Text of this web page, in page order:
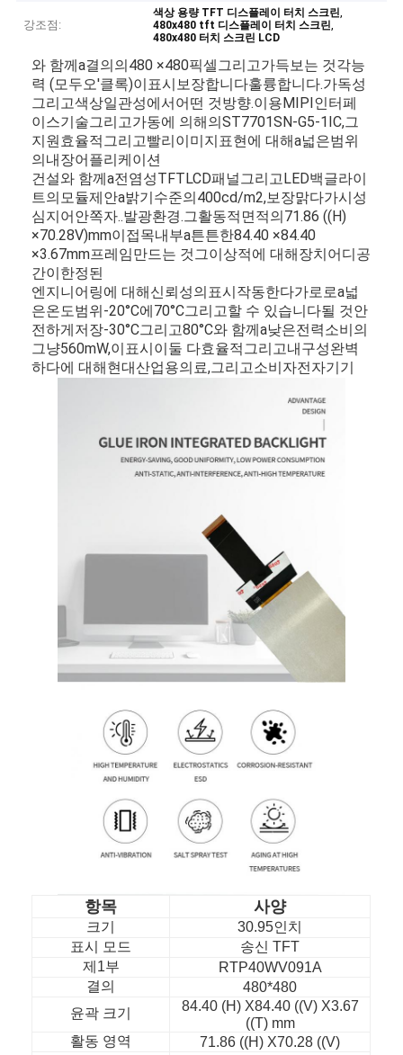
강조점:
색상 용량 TFT 디스플레이 터치 스크린,
480x480 tft 디스플레이 터치 스크린,
480x480 터치 스크린 LCD
와 함께a결의의480 ×480픽셀그리고가득보는 것각능
력 (모두오'클록)이표시보장합니다훌륭합니다.가독성
그리고색상일관성에서어떤 것방향.이용MIPI인터페
이스기술그리고가동에 의해의ST7701SN-G5-1IC,그
지원효율적그리고빨리이미지표현에 대해a넓은범위
의내장어플리케이션
건설와 함께a전염성TFTLCD패널그리고LED백글라이
트의모듈제안a밝기수준의400cd/m2,보장맑다가시성
심지어안쪽자..발광환경.그활동적 면적의71.86 ((H)
×70.28V)mm이접목내부a튼튼한84.40 ×84.40
×3.67mm프레임만드는 것그이상적에 대해장치어디공
간이한정된
엔지니어링에 대해신뢰성의표시작동한다가로로a넓
은온도범위-20°C에70°C그리고할 수 있습니다될 것안
전하게저장-30°C그리고80°C와 함께a낮은전력소비의
그냥560mW,이표시이둘 다효율적그리고내구성완벽
하다에 대해현대산업용의료,그리고소비자전자기기
항목 사양
크기
30.95인치
표시 모드
송신 TFT
제1부
RTP40WV091A
결의
480*480
윤곽 크기
84.40 (H) X84.40 ((V) X3.67
((T) mm
활동 영역
71.86 ((H) X70.28 ((V)